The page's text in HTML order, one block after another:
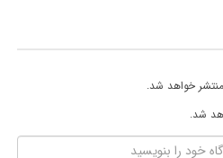
خواهد شد.
شد.